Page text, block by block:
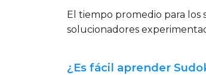
El tiempo promedio para los
solucionadores
¿Es fácil aprender